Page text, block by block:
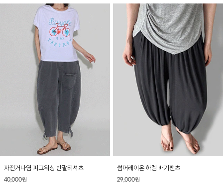
자전거나염 피그워싱 반팔티셔츠
40,000원
썸머레이온 하렘 배기팬츠
29,000원